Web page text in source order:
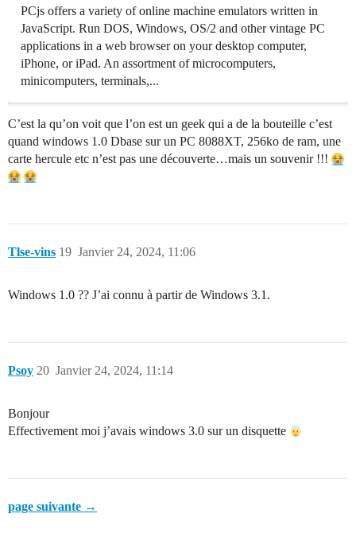
PCjs offers a variety of online machine emulators written in
JavaScript. Run DOS, Windows, OS/2 and other vintage PC
applications in a web browser on your desktop computer,
iPhone, or iPad. An assortment of microcomputers,
minicomputers, terminals,...
C’est la qu’on voit que l’on est un geek qui a de la bouteille c’est
quand windows 1.0 Dbase sur un PC 8088XT, 256ko de ram, une
carte hercule etc n’est pas une découverte…mais un souvenir !!!
Tlse-vins Janvier 24, 2024, 11:06
19
Windows 1.0 ?? J’ai connu à partir de Windows 3.1.
Psoy Janvier 24, 2024, 11:14
20
Bonjour
Effectivement moi j’avais windows 3.0 sur un disquette
page suivante →